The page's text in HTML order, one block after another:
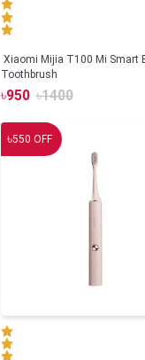
Xiaomi Mijia T100 Mi Smart
Toothbrush
৳950 ৳1400
৳550 OFF